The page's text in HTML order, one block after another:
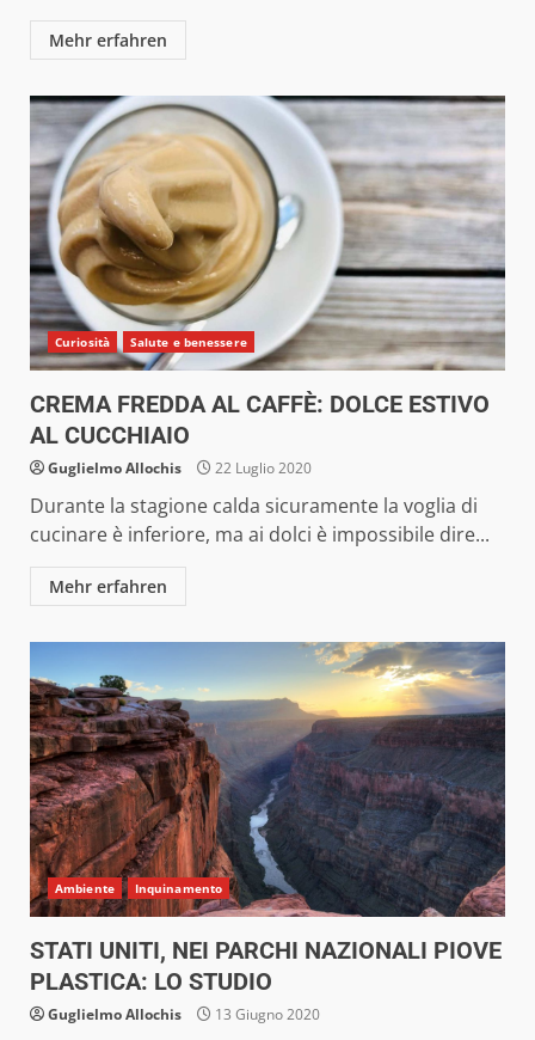
Mehr erfahren
Curiosità Salute e benessere
CREMA FREDDA AL CAFFÈ: DOLCE ESTIVO
AL CUCCHIAIO
Guglielmo Allochis 22 Luglio 2020
Durante la stagione calda sicuramente la voglia di
cucinare è inferiore, ma ai dolci è impossibile dire...
Mehr erfahren
Ambiente Inquinamento
STATI UNITI, NEI PARCHI NAZIONALI PIOVE
PLASTICA: LO STUDIO
Guglielmo Allochis 13 Giugno 2020